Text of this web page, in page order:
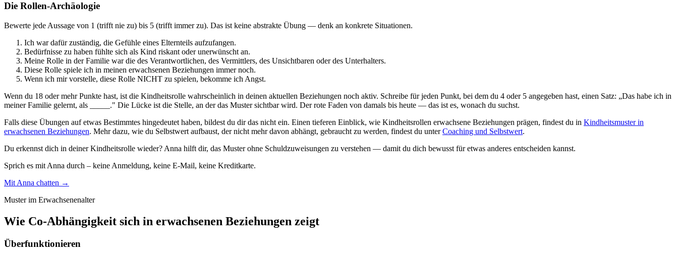
Die Rollen-Archäologie
Bewerte jede Aussage von 1 (trifft nie zu) bis 5 (trifft immer zu). Das ist keine abstrakte Übung — denk an konkrete Situationen.
Ich war dafür zuständig, die Gefühle eines Elternteils aufzufangen.
Bedürfnisse zu haben fühlte sich als Kind riskant oder unerwünscht an.
Meine Rolle in der Familie war die des Verantwortlichen, des Vermittlers, des Unsichtbaren oder des Unterhalters.
Diese Rolle spiele ich in meinen erwachsenen Beziehungen immer noch.
Wenn ich mir vorstelle, diese Rolle NICHT zu spielen, bekomme ich Angst.
Wenn du 18 oder mehr Punkte hast, ist die Kindheitsrolle wahrscheinlich in deinen aktuellen Beziehungen noch aktiv. Schreibe für jeden Punkt, bei dem du 4 oder 5 angegeben hast, einen Satz: „Das habe ich in
meiner Familie gelernt, als _____." Die Lücke ist die Stelle, an der das Muster sichtbar wird. Der rote Faden von damals bis heute — das ist es, wonach du suchst.
Falls diese Übungen auf etwas Bestimmtes hingedeutet haben, bildest du dir das nicht ein. Einen tieferen Einblick, wie Kindheitsrollen erwachsene Beziehungen prägen, findest du in Kindheitsmuster in
erwachsenen Beziehungen. Mehr dazu, wie du Selbstwert aufbaust, der nicht mehr davon abhängt, gebraucht zu werden, findest du unter Coaching und Selbstwert.
Du erkennst dich in deiner Kindheitsrolle wieder? Anna hilft dir, das Muster ohne Schuldzuweisungen zu verstehen — damit du dich bewusst für etwas anderes entscheiden kannst.
Sprich es mit Anna durch – keine Anmeldung, keine E-Mail, keine Kreditkarte.
Mit Anna chatten →
Muster im Erwachsenenalter
Wie Co-Abhängigkeit sich in erwachsenen Beziehungen zeigt
Überfunktionieren